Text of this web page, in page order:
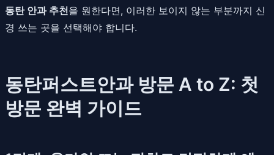
동탄 안과 추천을 원한다면, 이러한 보이지 않는 부분까지 신
경 쓰는 곳을 선택해야 합니다.
동탄퍼스트안과 방문 A to Z: 첫
방문 완벽 가이드